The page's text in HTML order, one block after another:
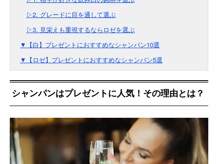
▷2. グレードに目を通して選ぶ
▷3. 見栄えも重視するならロゼを選ぶ
▼【白】プレゼントにおすすめなシャンパン10選
▼【ロゼ】プレゼントにおすすめなシャンパン5選
シャンパンはプレゼントに人気！その理由とは？